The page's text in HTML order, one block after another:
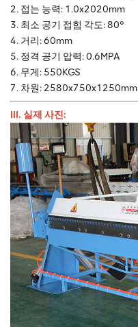
2. 접는 능력: 1.0x2020mm
3. 최소 공기 접힘 각도: 80°
4. 거리: 60mm
5. 정격 공기 압력: 0.6MPA
6. 무게: 550KGS
7. 차원: 2580x750x1250mm
III. 실제 사진: